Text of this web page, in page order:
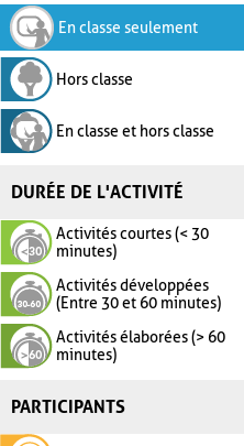
En classe seulement
Hors classe
En classe et hors classe
DURÉE DE L'ACTIVITÉ
Activités courtes (< 30
minutes)
Activités développées
(Entre 30 et 60 minutes)
Activités élaborées (> 60
minutes)
PARTICIPANTS